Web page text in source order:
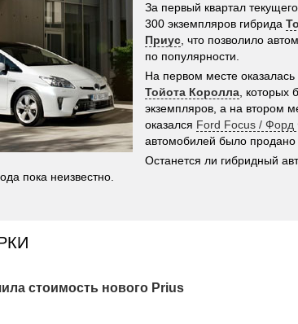
За первый квартал
300 экземпляров гибрида
Приус , что позволило
по популярности.
На первом месте
Тойота Королла ,
экземпляров, а на втором
оказался Ford Focus / Форд
автомобилей было продано
Останется ли гибридный
пока неизвестно.
стоимость нового Prius